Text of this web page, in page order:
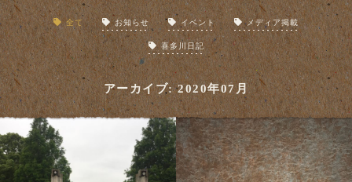
全て お知らせ イベント メディア掲載
喜多川日記
アーカイブ: 2020年07月